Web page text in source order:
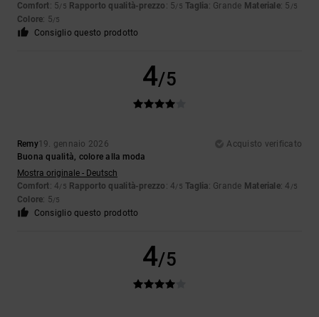
Comfort: 5/5 Rapporto qualità-prezzo : 5/5 Taglia: Grande Materiale: 5 /5
Colore: 5/5
Consiglio questo prodotto
4/5
Remy19. gennaio 2026
Acquisto verificato
Buona qualità, colore alla moda
Mostra originale - Deutsch
Comfort: 4/5 Rapporto qualità-prezzo : 4/5 Taglia: Grande Materiale: 4 /5
Colore: 5/5
Consiglio questo prodotto
4/5